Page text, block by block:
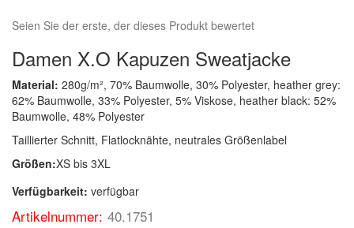
Seien Sie der erste, der dieses Produkt bewertet
Damen X.O Kapuzen Sweatjacke
Material: 280g/m², 70% Baumwolle, 30% Polyester, heather grey:
62% Baumwolle, 33% Polyester, 5% Viskose, heather black: 52%
Baumwolle, 48% Polyester
Taillierter Schnitt, Flatlocknähte, neutrales Größenlabel
Größen:XS bis 3XL
Verfügbarkeit: verfügbar
Artikelnummer: 40.1751